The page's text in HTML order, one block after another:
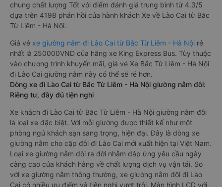
chung chất lượng Tốt với điểm đánh giá trung bình từ 4.3/5
dựa trên 4198 phản hồi của hành khách Xe về Lào Cai từ Bắc
Từ Liêm - Hà Nội.
Giá vé xe giường nằm đi Lào Cai từ Bắc Từ Liêm - Hà Nội rẻ
nhất là 250000VND của hãng xe King Express Bus. Tùy thuộc
vào chương trình khuyến mãi, giá vé Xe Bắc Từ Liêm - Hà Nội
đi Lào Cai giường nằm này có thể sẽ rẻ hơn.
Dòng xe đi Lào Cai từ Bắc Từ Liêm - Hà Nội giường nằm đôi:
Riêng tư, đầy đủ tiện nghi
Xe khách đi Lào Cai từ Bắc Từ Liêm - Hà Nội giường nằm đôi
là loại xe đặc biệt. Với mỗi giường được thiết kế như một
phòng ngủ khách sạn sang trọng, hiện đại. Đây là dòng xe
giường nằm cho cặp đôi đi Lào Cai mới xuất hiện tại Việt Nam.
Loại xe giường nằm đôi ra đời nhằm đáp ứng yêu cầu ngày
càng cao của khách hàng về chất lượng dịch vụ vận tải. So
với xe giường nằm thông thường, xe giường nằm đôi đi Lào
Cai có nhiều ưu điểm và tiện nghi vượt trội. Màn hình LCD với